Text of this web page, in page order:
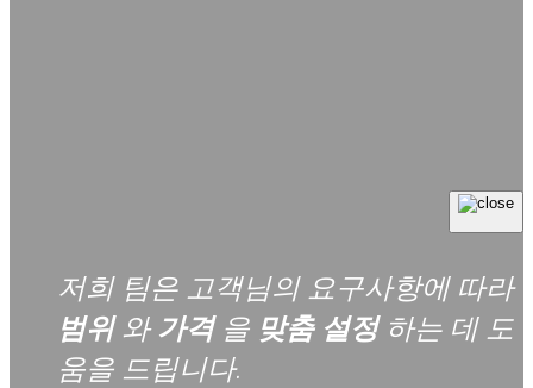
저희 팀은 고객님의 요구사항에 따라
범위와가격을 맞춤 설정하는 데 도
움을 드립니다.